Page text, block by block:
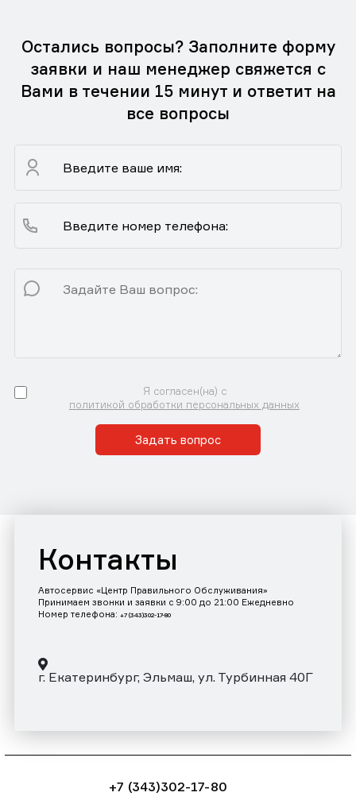
Остались вопросы? Заполните форму
заявки и наш менеджер свяжется с
Вами в течении 15 минут и ответит на
все вопросы
Я согласен(на) с
политикой обработки персональных данных
Задать вопрос
Контакты
Автосервис «Центр Правильного Обслуживания»
Принимаем звонки и заявки с 9:00 до 21:00 Ежедневно
Номер телефона: +7 (343)302-17-80
г. Екатеринбург, Эльмаш, ул. Турбинная 40Г
+7 (343)302-17-80